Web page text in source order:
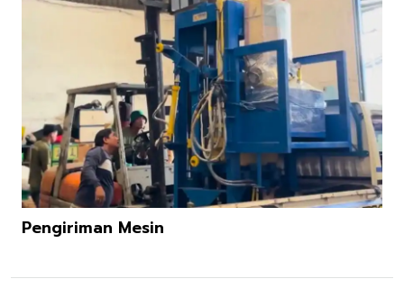
Pengiriman Mesin